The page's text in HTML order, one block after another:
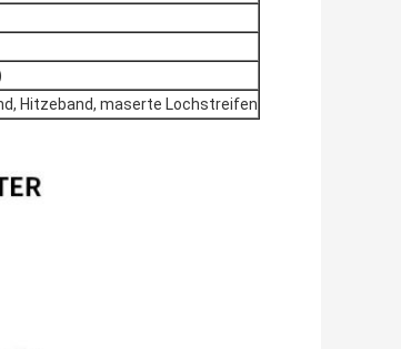
Hitzeband, maserte Lochstreifen